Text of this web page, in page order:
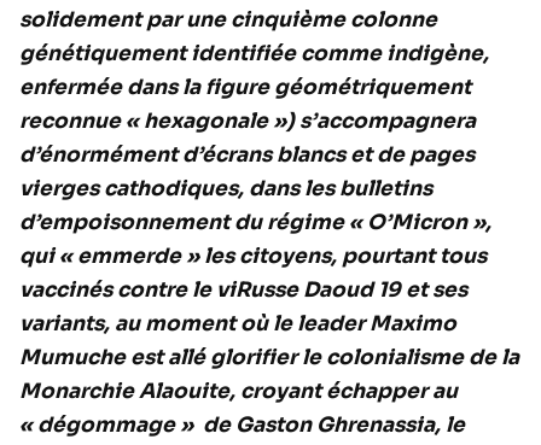
solidement par une cinquième colonne
génétiquement identifiée comme indigène,
enfermée dans la figure géométriquement
reconnue « hexagonale ») s’accompagnera
d’énormément d’écrans blancs et de pages
vierges cathodiques, dans les bulletins
d’empoisonnement du régime « O’Micron »,
qui « emmerde » les citoyens, pourtant tous
vaccinés contre le viRusse Daoud 19 et ses
variants, au moment où le leader Maximo
Mumuche est allé glorifier le colonialisme de la
Monarchie Alaouite, croyant échapper au
« dégommage » de Gaston Ghrenassia, le